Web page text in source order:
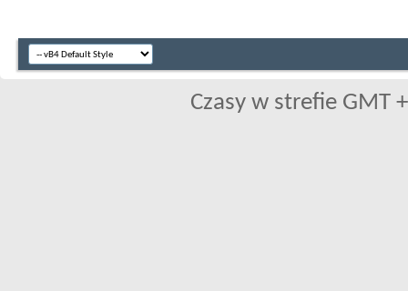
Czasy w strefie GMT